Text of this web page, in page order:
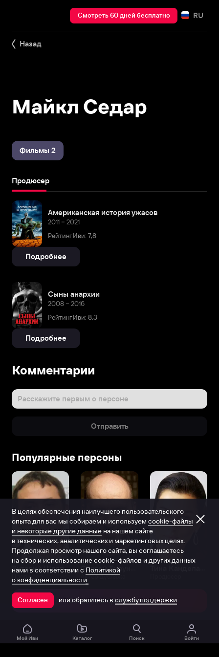
Смотреть 60 дней бесплатно RU
Назад
Майкл Седар
Фильмы 2
Продюсер
Американская история ужасов
2011 – 2021
Рейтинг Иви: 7,8
Подробнее
Сыны анархии
2008 – 2016
Рейтинг Иви: 8,3
Подробнее
Комментарии
Расскажите первым о персоне
Отправить
Популярные персоны
Виталий Шляппо
Продюсер Актёр дубляжа
Открыть в приложении
Мой Иви Каталог Поиск Войти
В целях обеспечения наилучшего пользовательского
опыта для вас мы собираем и используем cookie-файлы
и некоторые другие данные на нашем сайте
в технических, аналитических и маркетинговых целях.
Продолжая просмотр нашего сайта, вы соглашаетесь
на сбор и использование cookie-файлов и других данных
нами в соответствии с Политикой
о конфиденциальности.
Согласен или обратитесь в службу поддержки